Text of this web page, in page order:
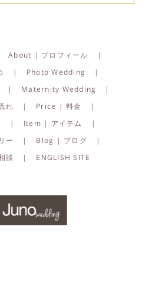
About | プロフィール
Photo Wedding
Maternity Wedding
れ
Price | 料金
Item | アイテム
ー
Blog | ブログ
談
ENGLISH SITE